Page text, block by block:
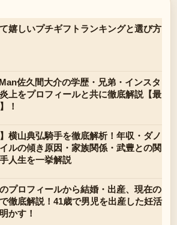
嬉しいプチギフトランキングと選び方
佐久間大介の学歴・兄弟・インスタ
上をプロフィールと共に徹底解説【最
！
】横山典弘騎手を徹底解析！年収・ダノ
ルの傾き原因・家族関係・武豊との関
人生を一挙解説
プロフィールから結婚・出産、現在の
徹底解説！41歳で男児を出産した妊活
かす！